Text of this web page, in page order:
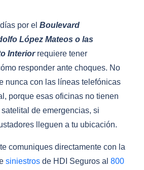
por el Boulevard
López Mateos o las
Interiorrequiere tener
responder ante choques. No
nunca con las líneas telefónicas
porque esas oficinas no tienen
de emergencias, si
lleguen a tu ubicación.
comuniques directamente con la
siniestros de HDI Seguros al 800